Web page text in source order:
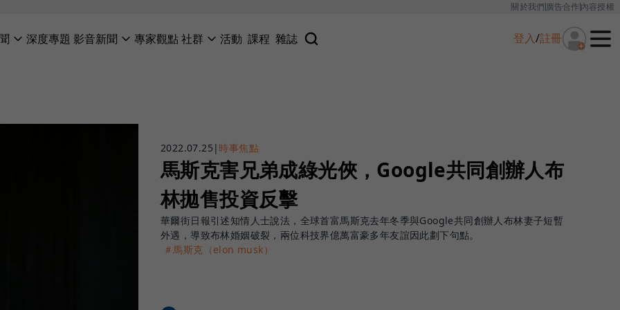
關於我們廣告合作內容授權
深度專題 影音新聞 專家觀點社群 活動 課程 雜誌 登入/註冊
2022.07.25 | 時事焦點
馬斯克害兄弟成綠光俠，Google共同創辦人布
林拋售投資反擊
華爾街日報引述知情人士說法，全球首富馬斯克去年冬季與Google共同創辦人布林妻子短暫
外遇，導致布林婚姻破裂，兩位科技界億萬富豪多年友誼因此劃下句點。
＃馬斯克（elon musk）